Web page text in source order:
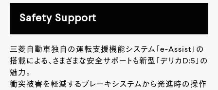
Safety Support
三菱自動車独自の運転支援機能システム「e-Assist」の
搭載による、さまざまな安全サポートも新型「デリカD:5」の
魅力。
衝突被害を軽減するブレーキシステムから発進時の操作